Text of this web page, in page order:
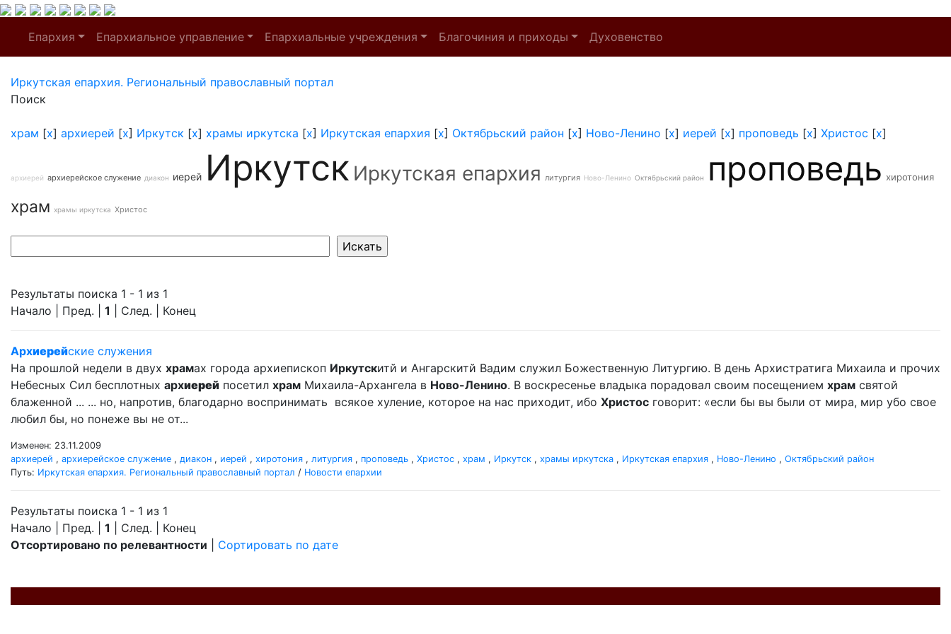
Епархия Епархиальное управление Епархиальные учреждения Благочиния и приходы Духовенство
Иркутская епархия. Региональный православный портал
Поиск
храм [x] архиерей [x] Иркутск [x] храмы иркутска [x] Иркутская епархия [x] Октябрьский район [x] Ново-Ленино [x] иерей [x] проповедь [x] Христос [x]
архиерей архиерейское служение диакон иерей Иркутск Иркутская епархия литургия Ново-Ленино Октябрьский район проповедь хиротония
храм храмы иркутска Христос
Результаты поиска 1 - 1 из 1
Начало | Пред. | 1 | След. | Конец
Архиерейские служения
На прошлой недели в двух храмах города архиепископ Иркутскитй и Ангарскитй Вадим служил Божественную Литургию. В день Архистратига Михаила и прочих
Небесных Сил бесплотных архиерей посетил храм Михаила-Архангела в Ново-Ленино. В воскресенье владыка порадовал своим посещением храм святой
блаженной ... ... но, напротив, благодарно воспринимать всякое хуление, которое на нас приходит, ибо Христос говорит: «если бы вы были от мира, мир убо свое
любил бы, но понеже вы не от...
Изменен: 23.11.2009
архиерей , архиерейское служение , диакон , иерей , хиротония , литургия , проповедь , Христос , храм , Иркутск , храмы иркутска , Иркутская епархия , Ново-Ленино , Октябрьский район
Путь: Иркутская епархия. Региональный православный портал / Новости епархии
Результаты поиска 1 - 1 из 1
Начало | Пред. | 1 | След. | Конец
Отсортировано по релевантности
Сортировать по дате